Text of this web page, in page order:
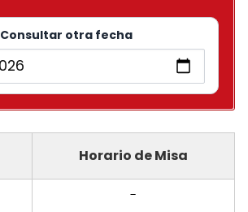
Consultar otra fecha
Horario de Misa
-